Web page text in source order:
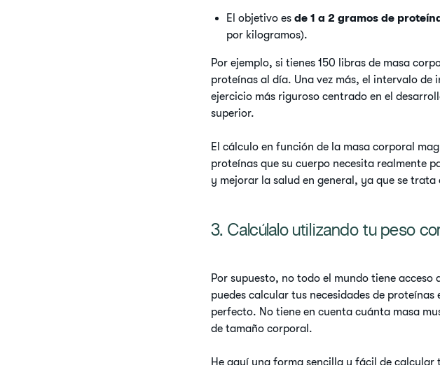
El objetivo es de 1 a 2 gramos de
por kilogramos).
Por ejemplo, si tienes 150 libras de masa
proteínas al día. Una vez más, el intervalo de
ejercicio más riguroso centrado en el
superior.
El cálculo en función de la masa corporal
proteínas que su cuerpo necesita realmente
y mejorar la salud en general, ya que se
3. Calcúlalo utilizando tu peso
Por supuesto, no todo el mundo tiene
puedes calcular tus necesidades de
perfecto. No tiene en cuenta cuánta masa
de tamaño corporal.
He aquí una forma sencilla y fácil de calcular